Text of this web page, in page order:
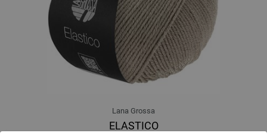
Lana Grossa
ELASTICO